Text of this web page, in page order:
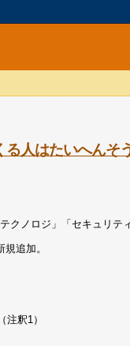
人はたいへんそ
クノロジ」「セキュリテ
追加。
釈1）